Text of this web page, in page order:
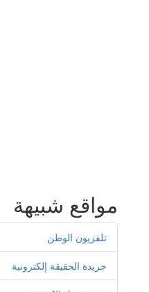
مواقع شبيهة
تلفزيون الوطن
جريدة الحقيقة إلكترونية